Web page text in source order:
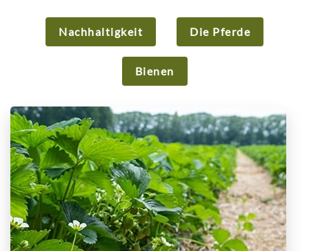
Nachhaltigkeit Die Pferde
Bienen